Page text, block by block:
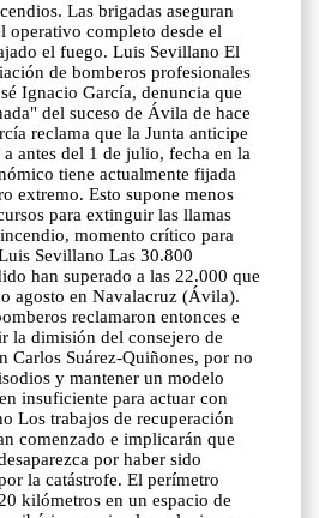
Las brigadas aseguran
operativo completo desde el
el fuego. Luis Sevillano El
de bomberos profesionales
Ignacio García, denuncia que
del suceso de Ávila de hace
reclama que la Junta anticipe
antes del 1 de julio, fecha en la
tiene actualmente fijada
extremo. Esto supone menos
para extinguir las llamas
momento crítico para
Sevillano Las 30.800
han superado a las 22.000 que
agosto en Navalacruz (Ávila).
reclamaron entonces e
la dimisión del consejero de
Carlos Suárez-Quiñones, por no
y mantener un modelo
insuficiente para actuar con
Los trabajos de recuperación
comenzado e implicarán que
por haber sido
la catástrofe. El perímetro
kilómetros en un espacio de